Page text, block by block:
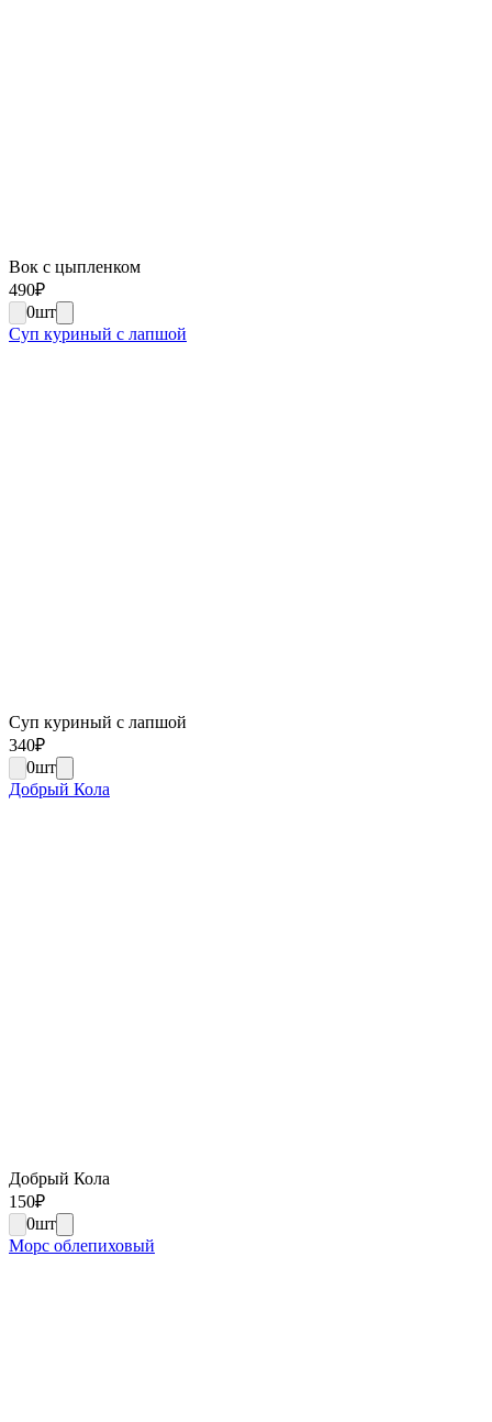
Вок с цыпленком
490₽
0шт
Суп куриный с лапшой
Суп куриный с лапшой
340₽
0шт
Добрый Кола
Добрый Кола
150₽
0шт
Морс облепиховый